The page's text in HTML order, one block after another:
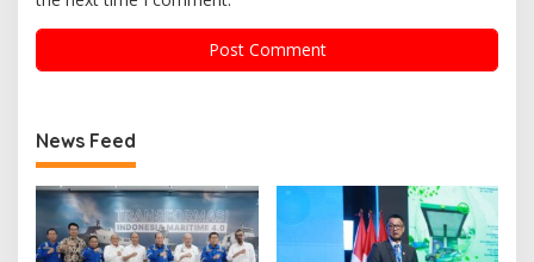
News Feed